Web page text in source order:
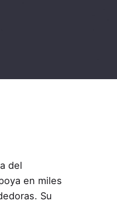
del
en miles
Su